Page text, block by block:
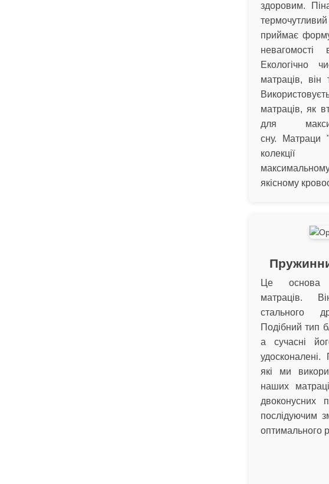
здоровим.
приймає
невагомості
Екологічно
матраців, він
матраців, як
для
сну. Матраци "
колекції
якісному
Це основа
матраців.
стального
Подібний тип
а сучасні
удосконалені.
які ми
наших
двоконусних
послідуючим
оптимального